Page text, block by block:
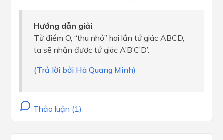
Hướng dẫn giải
Từ điểm O, ‘‘thu nhỏ’’ hai lần tứ giác ABCD,
ta sẽ nhận được tứ giác A’B’C’D’.
(Trả lời bởi Hà Quang Minh)
Thảo luận (1)